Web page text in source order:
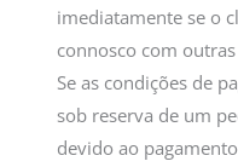
imediatamente se o
connosco com
Se as condições de
sob reserva de um
devido ao